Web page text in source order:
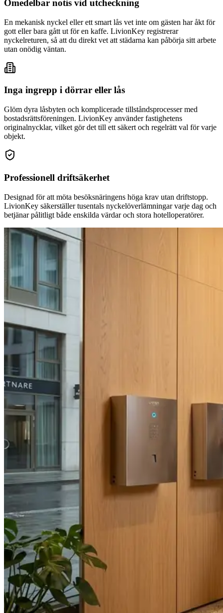
Omedelbar notis vid utcheckning
En mekanisk nyckel eller ett smart lås vet inte om gästen har åkt för
gott eller bara gått ut för en kaffe. LivionKey registrerar
nyckelreturen, så att du direkt vet att städarna kan påbörja sitt arbete
utan onödig väntan.
Inga ingrepp i dörrar eller lås
Glöm dyra låsbyten och komplicerade tillståndsprocesser med
bostadsrättsföreningen. LivionKey använder fastighetens
originalnycklar, vilket gör det till ett säkert och regelrätt val för varje
objekt.
Professionell driftsäkerhet
Designad för att möta besöksnäringens höga krav utan driftstopp.
LivionKey säkerställer tusentals nyckelöverlämningar varje dag och
betjänar pålitligt både enskilda värdar och stora hotelloperatörer.